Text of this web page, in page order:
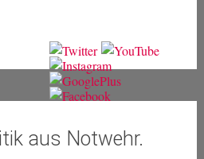
aus Notwehr.